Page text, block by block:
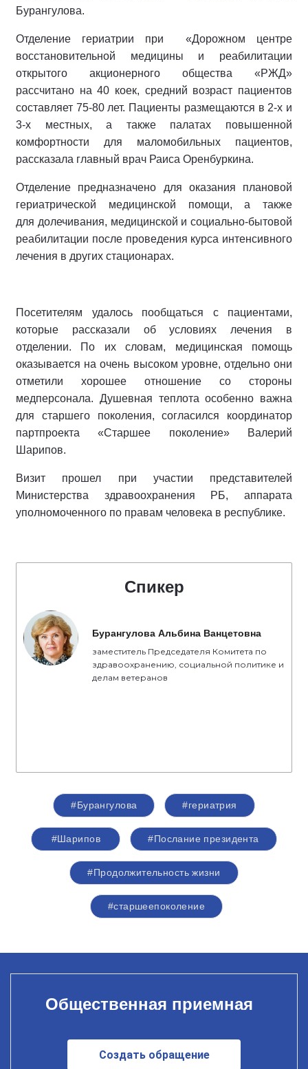
Бурангулова.
Отделение гериатрии при «Дорожном центре
восстановительной медицины и реабилитации
открытого акционерного общества «РЖД»
рассчитано на 40 коек, средний возраст пациентов
составляет 75-80 лет. Пациенты размещаются в 2-х и
3-х местных, а также палатах повышенной
комфортности для маломобильных пациентов,
рассказала главный врач Раиса Оренбуркина.
Отделение предназначено для оказания плановой
гериатрической медицинской помощи, а также
для долечивания, медицинской и социально-бытовой
реабилитации после проведения курса интенсивного
лечения в других стационарах.
Посетителям удалось пообщаться с пациентами,
которые рассказали об условиях лечения в
отделении. По их словам, медицинская помощь
оказывается на очень высоком уровне, отдельно они
отметили хорошее отношение со стороны
медперсонала. Душевная теплота особенно важна
для старшего поколения, согласился координатор
партпроекта «Старшее поколение» Валерий
Шарипов.
Визит прошел при участии представителей
Министерства здравоохранения РБ, аппарата
уполномоченного по правам человека в республике.
Спикер
Бурангулова Альбина Ванцетовна
заместитель Председателя Комитета по
здравоохранению, социальной политике и
делам ветеранов
#Бурангулова #гериатрия
#Шарипов #Послание президента
#Продолжительность жизни
#старшеепоколение
Общественная приемная
Создать обращение